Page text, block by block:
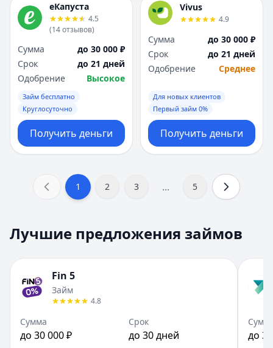
еКапуста
4.5
(14отзывов)
Сумма
до 30 000 ₽
Срок
до 21 дней
Одобрение
Высокое
Займ бесплатно
Круглосуточно
Получить деньги
Vivus
4.9
Сумма
до 30 000 ₽
Срок
до 21 дней
Одобрение
Среднее
Для новых клиентов
Первый займ 0%
Получить деньги
1 2 3 ... 5
Лучшие предложения займов
Fin 5
Займ
4.8
Сумма
до 30 000 ₽
Срок
до 30 дней до